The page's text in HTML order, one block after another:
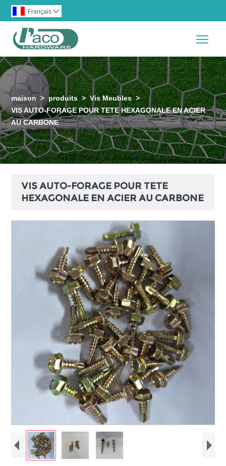
Français 
maison > produits > Vis Meubles >
VIS AUTO-FORAGE POUR TETE HEXAGONALE EN ACIER
AU CARBONE
VIS AUTO-FORAGE POUR TETE
HEXAGONALE EN ACIER AU CARBONE